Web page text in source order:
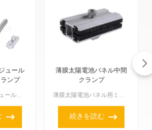
ュール
ンプ
フレーム付きモジュール用U字型ミドルクランプは、フレーム付きソーラーパネル、特に厚さ35mm～50mmのパネルに対応しています。AL6005-T5陽極酸化アルミニウム製で、ナチュラルシルバーとブラック...
薄膜太陽電池パネル中間
クランプ
薄膜太陽電池パネル用ミッドクランプは、薄膜太陽電池パネルをPVブラケットシステムに固定するための特殊なアクセサリーです。このクランプは、隣り合う2枚のパネルの間に挟み込むことで、パネル間の適切な間隔を...
続きを読む